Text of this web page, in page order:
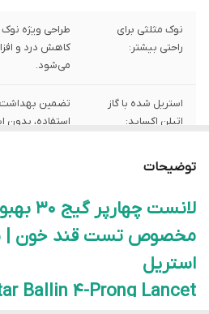
نوک مثلثی برای
راحتی بیشتر:
طراحی ویژه
کاهش درد و
می‌شود.
استریل شده با گاز
اتیلن اکساید:
تضمین بهداشت
استفاده، بدون
تولید با دستگاه‌های
تمام‌اتوماتیک:
بسته‌بندی ۱۰۰
عددی کاملاً
مناسب برای
درمانی یا
توضیحات
لانست
استریل
Ballin 4-Prong Lancet